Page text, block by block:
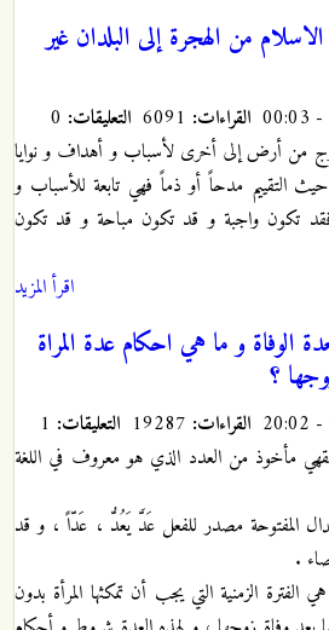
من الهجرة إلى البلدان غير
القراءات: التعليقات:
من أرض إلى أخرى لأسباب و أهداف و نوايا
التقييم مدحاً أو ذماً فهي تابعة للأسباب و
فقد تكون واجبة و قد تكون مباحة و قد تكون
اقرأ المزيد
الوفاة و ما هي احكام عدة المراة
؟
القراءات: التعليقات:
مأخوذ من العدد الذي هو معروف في اللغة
المفتوحة مصدر للفعل عَدَّ يَعُدُّ ، عَدّاً ، و قد
.
الفترة الزمنية التي يجب أن تمكثها المرأة بدون